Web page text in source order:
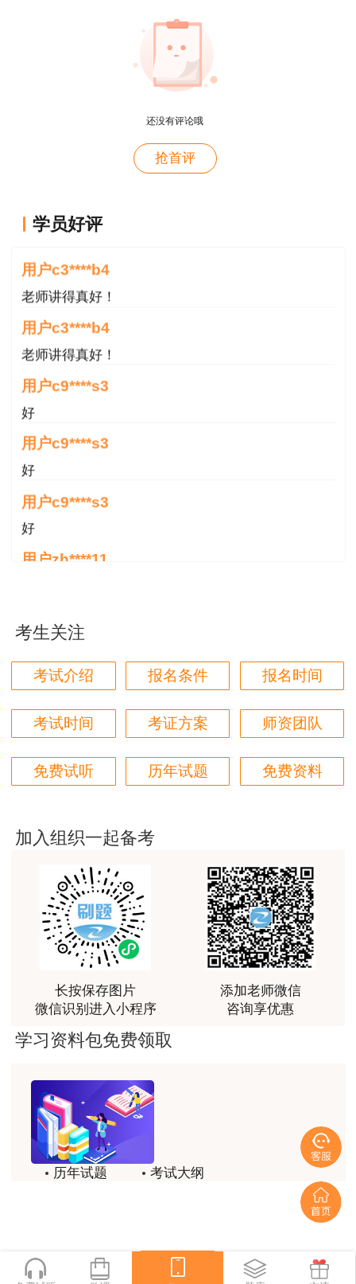
还没有评论哦
抢首评
学员好评
用户c3****b4
用户c3****b4
老师讲得真好！
用户c3****b4
老师讲得真好！
用户c9****s3
好
用户c9****s3
好
用户c9****s3
好
用户zh****11
用户zh****87
贾老师讲的太好了，题库、资料还多
用户zh****94
老师们讲的很好，通俗易懂，对小白很友好
建筑专业跟网校过了，今年考其他安全，还是选择网
用户m6****57
用户da****ng
生产技术今年的教学比起去年，在实例的列举上更丰
富生动。
用户m3****68
课程清晰易懂，便于记忆，老师重难点讲解也很清晰
用户we****66
跟着老师学习理解的特别快，比自己学习容易多了
用户m0****66
贾老师讲的很有水平，这次考过全靠他了
用户m0****68
贾老师一如既往的稳
回顾整个学习过程，我收获的不仅是证书和技能，更
网课像一位循循善诱的引路人，让我相信只要选对方
法、坚持行动，每个人都能突破自己的天花板，真心
考生关注
考试介绍 报名条件 报名时间
考试时间 考证方案 师资团队
免费试听 历年试题 免费资料
加入组织一起备考
长按保存图片
微信识别进入小程序
添加老师微信
咨询享优惠
学习资料包免费领取
历年试题
考试大纲